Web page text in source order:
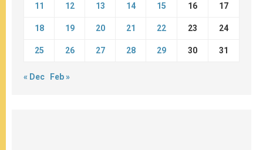
11 12 13 14 15 16 17
18 19 20 21 22 23 24
25 26 27 28 29 30 31
« Dec Feb »